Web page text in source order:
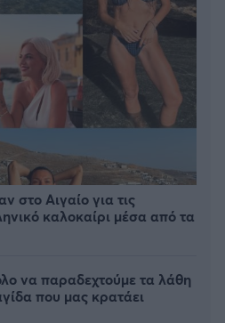
στο Αιγαίο για τις
καλοκαίρι μέσα από τα
να παραδεχτούμε τα λάθη
που μας κρατάει